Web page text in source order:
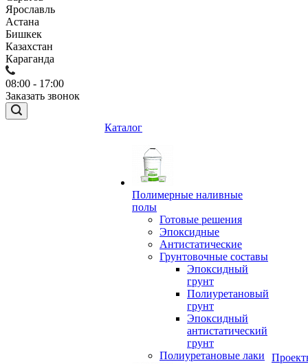
Ярославль
Астана
Бишкек
Казахстан
Караганда
08:00 - 17:00
Заказать звонок
Каталог
Полимерные наливные
полы
Готовые решения
Эпоксидные
Антистатические
Грунтовочные составы
Эпоксидный
грунт
Полиуретановый
грунт
Эпоксидный
антистатический
грунт
Полиуретановые лаки